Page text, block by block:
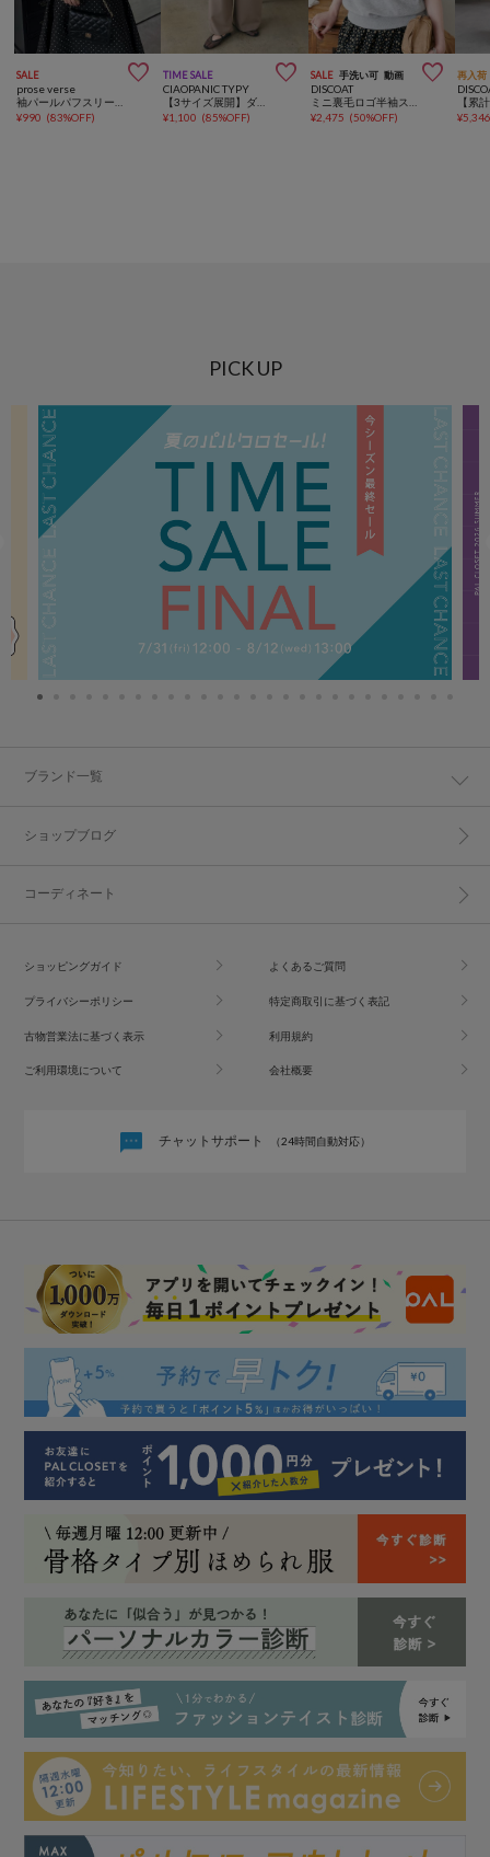
SALE 
prose verse
¥990 (83%OFF)
TIME SALE 
CIAOPANIC TYPY
¥1,100 (85%OFF)
SALE 手洗い可 動画 
DISCOAT
¥2,475 (50%OFF)
再入荷
¥
PICK UP
ブランド一覧
ショップブログ
コーディネート
ショッピングガイド よくあるご質問
プライバシーポリシー 特定商取引に基づく表記
古物営業法に基づく表示 利用規約
ご利用環境について 会社概要
チャットサポート （24時間自動対応）